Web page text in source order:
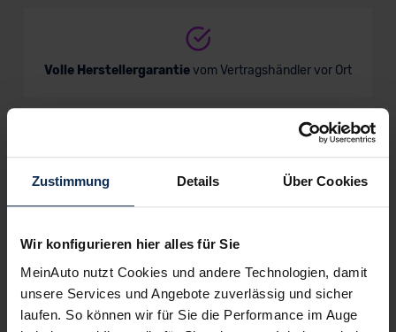
Zustimmung Details Über Cookies
Wir konfigurieren hier alles für Sie
MeinAuto nutzt Cookies und andere Technologien, damit
unsere Services und Angebote zuverlässig und sicher
laufen. So können wir für Sie die Performance im Auge
Volle Herstellergarantievom Vertragshändler vor Ort
Alle Zahlungsarten: Barkauf, Finanzierung, Leasing